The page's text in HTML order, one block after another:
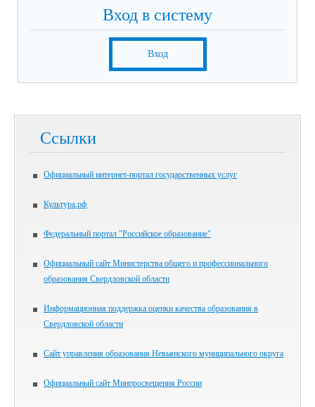
Вход в систему
Вход
Ссылки
Официальный интернет-портал государственных услуг
Культура.рф
Федеральный портал "Российское образование"
Официальный сайт Министерства общего и профессионального
образования Свердловской области
Информационная поддержка оценки качества образования в
Свердловской области
Сайт управления образования Невьянского муниципального округа
Официальный сайт Минпросвещения России